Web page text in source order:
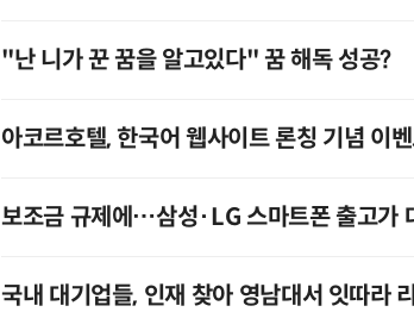
"난 니가 꾼 꿈을 알고있다" 꿈 해독 성공?
아코르호텔, 한국어 웹사이트 론칭 기념 이
보조금 규제에…삼성·LG 스마트폰 출고가
국내 대기업들, 인재 찾아 영남대서 잇따라